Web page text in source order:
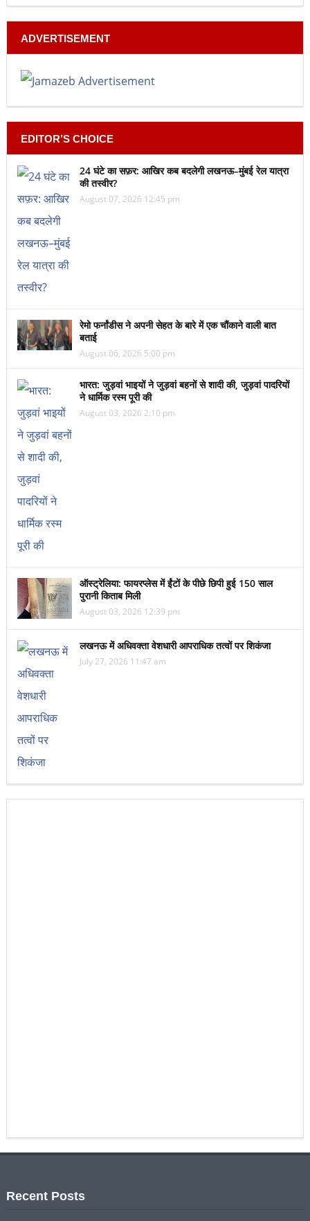
ADVERTISEMENT
EDITOR’S CHOICE
24 घंटे का सफ़र: आखिर कब बदलेगी लखनऊ–मुंबई रेल यात्रा
की तस्वीर?
August 07, 2026 12:45 pm
रेमो फर्नांडीस ने अपनी सेहत के बारे में एक चौंकाने वाली बात
बताई
August 06, 2026 5:00 pm
भारत: जुड़वां भाइयों ने जुड़वां बहनों से शादी की, जुड़वां पादरियों
ने धार्मिक रस्म पूरी की
August 03, 2026 2:10 pm
ऑस्ट्रेलिया: फायरप्लेस में ईंटों के पीछे छिपी हुई 150 साल
पुरानी किताब मिली
August 03, 2026 12:39 pm
लखनऊ में अधिवक्ता वेशधारी आपराधिक तत्वों पर शिकंजा
July 27, 2026 11:47 am
Recent Posts